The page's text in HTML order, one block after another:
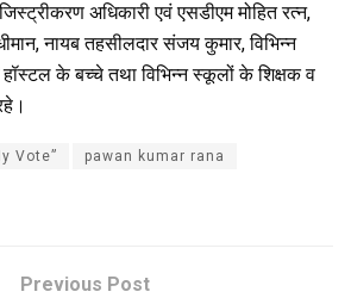
अधिकारी एवं एसडीएम मोहित रत्न,
नायब तहसीलदार संजय कुमार, विभिन्न
हॉस्टल के बच्चे तथा विभिन्न स्कूलों के शिक्षक व
Vote” pawan kumar rana
Previous Post